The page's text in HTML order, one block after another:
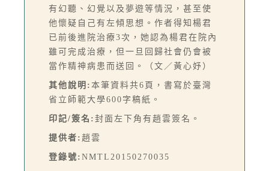
有幻聽、幻覺以及夢遊等情況，甚至使
他懷疑自己有左傾思想。作者得知楊君
已前後進院治療3次，她認為楊君在院內
雖可完成治療，但一旦回歸社會仍會被
當作精神病患而送回。（文／黃心妤）
其他說明: 本筆資料共6頁，書寫於臺灣
省立師範大學600字稿紙。
印記/簽名: 封面左下角有趙雲簽名。
提供者: 趙雲
登錄號: NMTL20150270035